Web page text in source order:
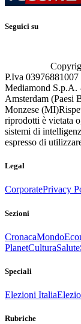
Seguici su
P.Iva
Mediamond S.p.A.
Amsterdam (Paesi
Monzese (MI)
riprodotti è vietata
sistemi di
espresso di
Legal
CorporatePrivacy
Sezioni
CronacaMondo
PlanetCulturaSalute
Speciali
Elezioni Italia
Rubriche